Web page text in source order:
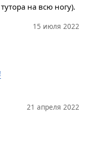
на всю ногу).
15 июля 2022
21 апреля 2022